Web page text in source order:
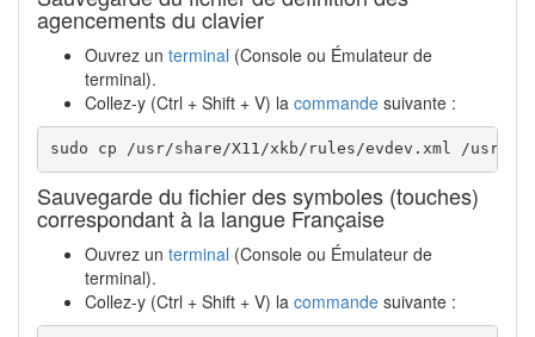
agencements du clavier
Ouvrez un terminal (Console ou Émulateur de
terminal).
Collez-y (Ctrl + Shift + V) la commande suivante :
sudo cp /usr/share/X11/xkb/rules/evdev.xml /usr/
Sauvegarde du fichier des symboles (touches)
correspondant à la langue Française
Ouvrez un terminal (Console ou Émulateur de
terminal).
Collez-y (Ctrl + Shift + V) la commande suivante :